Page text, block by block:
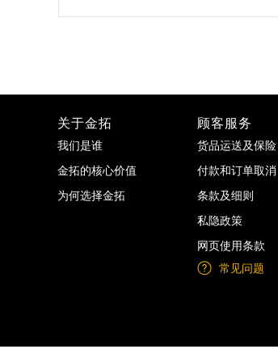
关于金拓
我们是谁
金拓的核心价值
为何选择金拓
顾客服务
货品运送及保险
付款和订单取消
条款及细则
私隐政策
网页使用条款
常见问题